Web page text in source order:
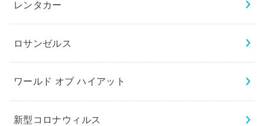
レンタカー
ロサンゼルス
ワールド オブ ハイアット
新型コロナウィルス